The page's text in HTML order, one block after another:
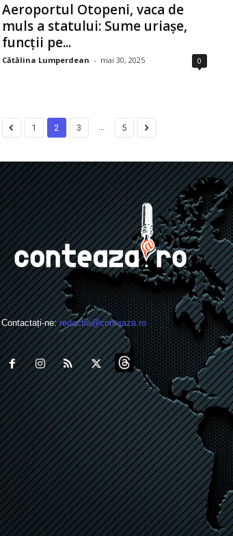
Aeroportul Otopeni, vaca de
muls a statului: Sume uriașe,
funcții pe...
Cătălina Lumperdean - mai 30, 2025 0
1 2 3 ... 5
Contactați-ne:redactia@conteaza.ro